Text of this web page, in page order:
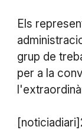
Els
grup de
per a la